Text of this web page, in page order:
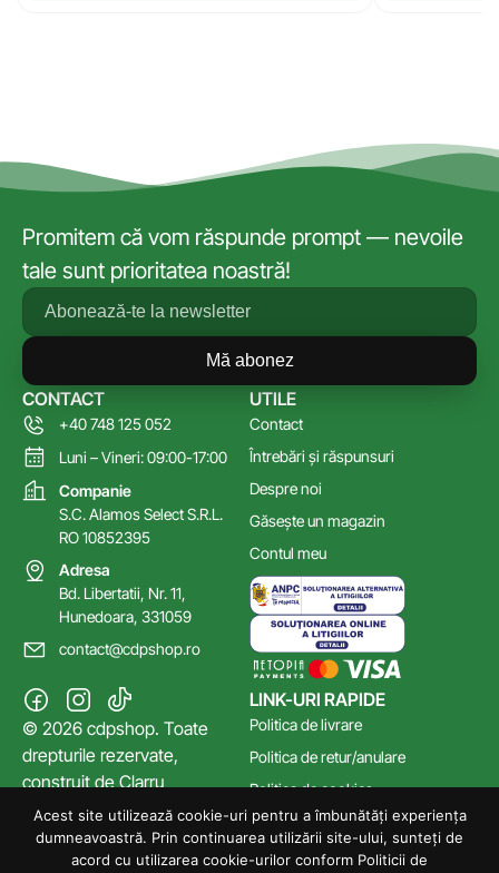
Promitem că vom răspunde prompt — nevoile
tale sunt prioritatea noastră!
Mă abonez
LINK-URI RAPIDE
Politica de livrare
Politica de retur/anulare
Politica de cookies
Poltica de confidențialitate
Termeni și Condiții
UTILE
Contact
Întrebări și răspunsuri
Despre noi
Găsește un magazin
Contul meu
CONTACT
+40 748 125 052
Luni – Vineri: 09:00-17:00
Companie
S.C. Alamos Select S.R.L.
RO 10852395
Adresa
Bd. Libertatii, Nr. 11,
Hunedoara, 331059
contact@cdpshop.ro
© 2026 cdpshop. Toate
drepturile rezervate,
construit deClarru
Acest site utilizează cookie-uri pentru a îmbunătăți experiența
dumneavoastră. Prin continuarea utilizării site-ului, sunteți de
acord cu utilizarea cookie-urilor conform Politicii de